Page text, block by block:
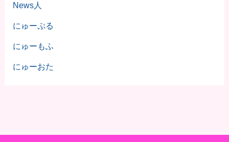
News人
にゅーぷる
にゅーもふ
にゅーおた